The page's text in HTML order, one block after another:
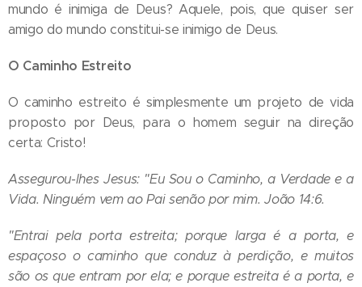
mundo é inimiga de Deus? Aquele, pois, que quiser ser
amigo do mundo constitui-se inimigo de Deus.
O Caminho Estreito
O caminho estreito é simplesmente um projeto de vida
proposto por Deus, para o homem seguir na direção
certa: Cristo!
Assegurou-lhes Jesus: "Eu Sou o Caminho, a Verdade e a
Vida. Ninguém vem ao Pai senão por mim. João 14:6.
"Entrai pela porta estreita; porque larga é a porta, e
espaçoso o caminho que conduz à perdição, e muitos
são os que entram por ela; e porque estreita é a porta, e